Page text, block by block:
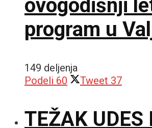
ovogodišnji
program u
149 deljenja
Podeli 60 Tweet 37
TEŽAK UDES